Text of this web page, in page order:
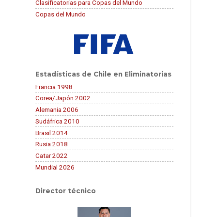
Clasificatorias para Copas del Mundo
Copas del Mundo
Estadísticas de Chile en Eliminatorias
Francia 1998
Corea/Japón 2002
Alemania 2006
Sudáfrica 2010
Brasil 2014
Rusia 2018
Catar 2022
Mundial 2026
Director técnico